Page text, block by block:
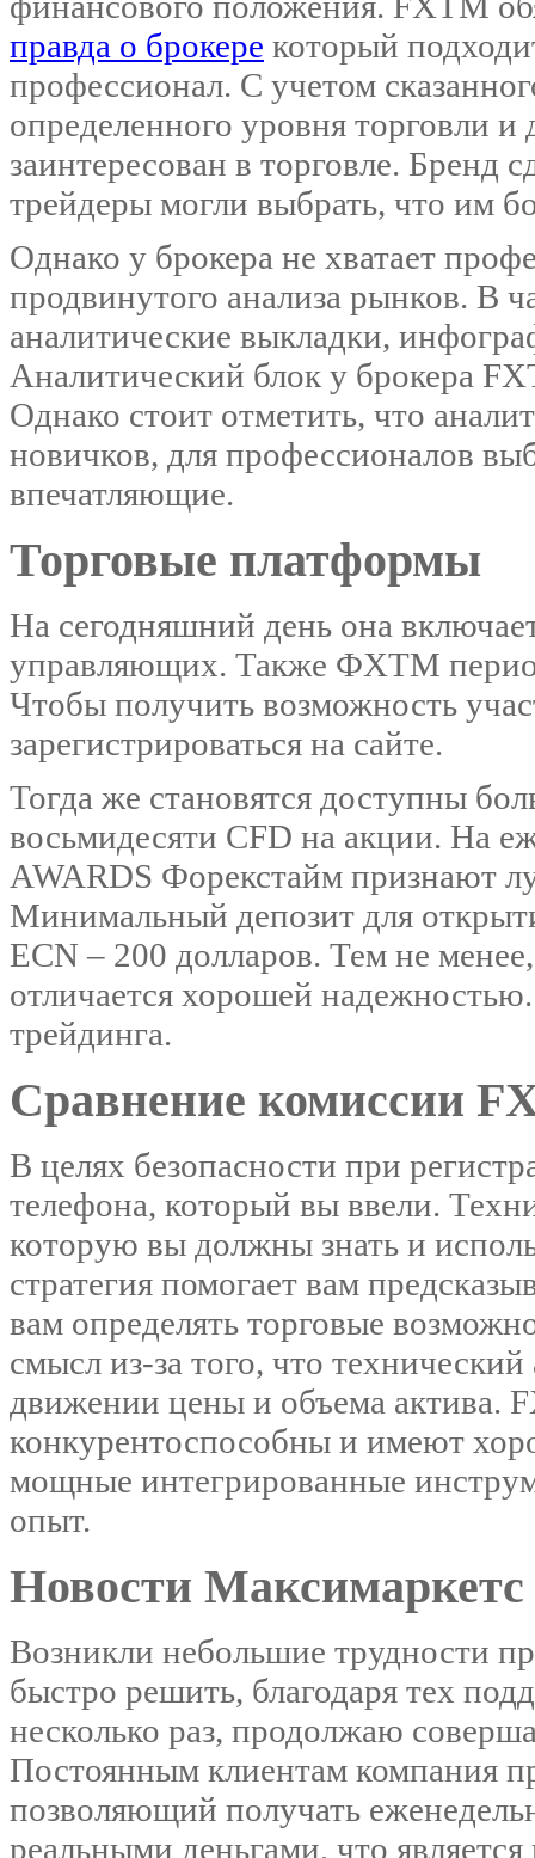
правда о брокере который
профессионал. С учетом
определенного уровня торговли
заинтересован в торговле. Бренд
трейдеры могли выбрать, что им
Однако у брокера не хватает
продвинутого анализа рынков. В
аналитические выкладки,
Аналитический блок у брокера
Однако стоит отметить, что
новичков, для профессионалов
впечатляющие.
Торговые платформы
На сегодняшний день она
управляющих. Также ФХТМ
Чтобы получить возможность
зарегистрироваться на сайте.
Тогда же становятся доступны
восьмидесяти CFD на акции. На
AWARDS Форекстайм признают
Минимальный депозит для
ECN – 200 долларов. Тем не
отличается хорошей
трейдинга.
Сравнение комиссии
В целях безопасности при
телефона, который вы ввели.
которую вы должны знать и
стратегия помогает вам
вам определять торговые
смысл из-за того, что
движении цены и объема актива.
конкурентоспособны и имеют
мощные интегрированные
опыт.
Новости
Возникли небольшие трудности
быстро решить, благодаря тех
несколько раз, продолжаю
Постоянным клиентам компания
позволяющий получать
реальными деньгами, что